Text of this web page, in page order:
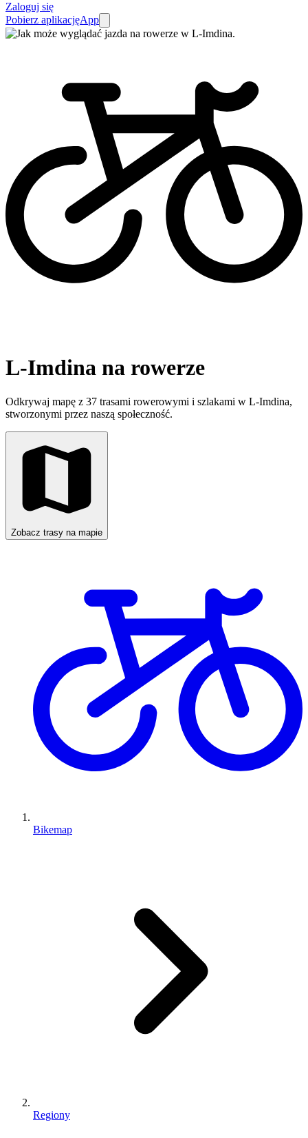
Zaloguj się
Pobierz aplikacjęApp
L-Imdina na rowerze
Odkrywaj mapę z 37 trasami rowerowymi i szlakami w L-Imdina,
stworzonymi przez naszą społeczność.
Zobacz trasy na mapie
Bikemap
Regiony